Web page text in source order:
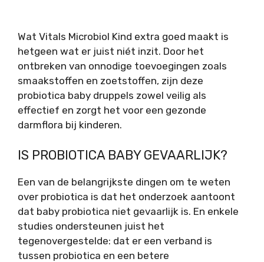
Wat Vitals Microbiol Kind extra goed maakt is
hetgeen wat er juist niét inzit. Door het
ontbreken van onnodige toevoegingen zoals
smaakstoffen en zoetstoffen, zijn deze
probiotica baby druppels zowel veilig als
effectief en zorgt het voor een gezonde
darmflora bij kinderen.
IS PROBIOTICA BABY GEVAARLIJK?
Een van de belangrijkste dingen om te weten
over probiotica is dat het onderzoek aantoont
dat baby probiotica niet gevaarlijk is. En enkele
studies ondersteunen juist het
tegenovergestelde: dat er een verband is
tussen probiotica en een betere